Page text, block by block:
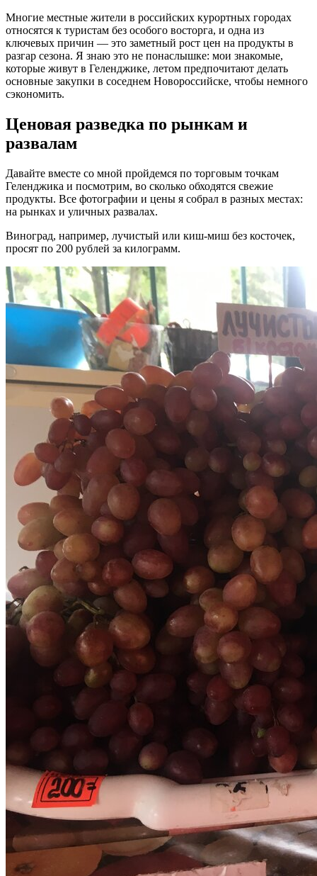
Многие местные жители в российских курортных городах
относятся к туристам без особого восторга, и одна из
ключевых причин — это заметный рост цен на продукты в
разгар сезона. Я знаю это не понаслышке: мои знакомые,
которые живут в Геленджике, летом предпочитают делать
основные закупки в соседнем Новороссийске, чтобы немного
сэкономить.
Ценовая разведка по рынкам и
развалам
Давайте вместе со мной пройдемся по торговым точкам
Геленджика и посмотрим, во сколько обходятся свежие
продукты. Все фотографии и цены я собрал в разных местах:
на рынках и уличных развалах.
Виноград, например, лучистый или киш-миш без косточек,
просят по 200 рублей за килограмм.